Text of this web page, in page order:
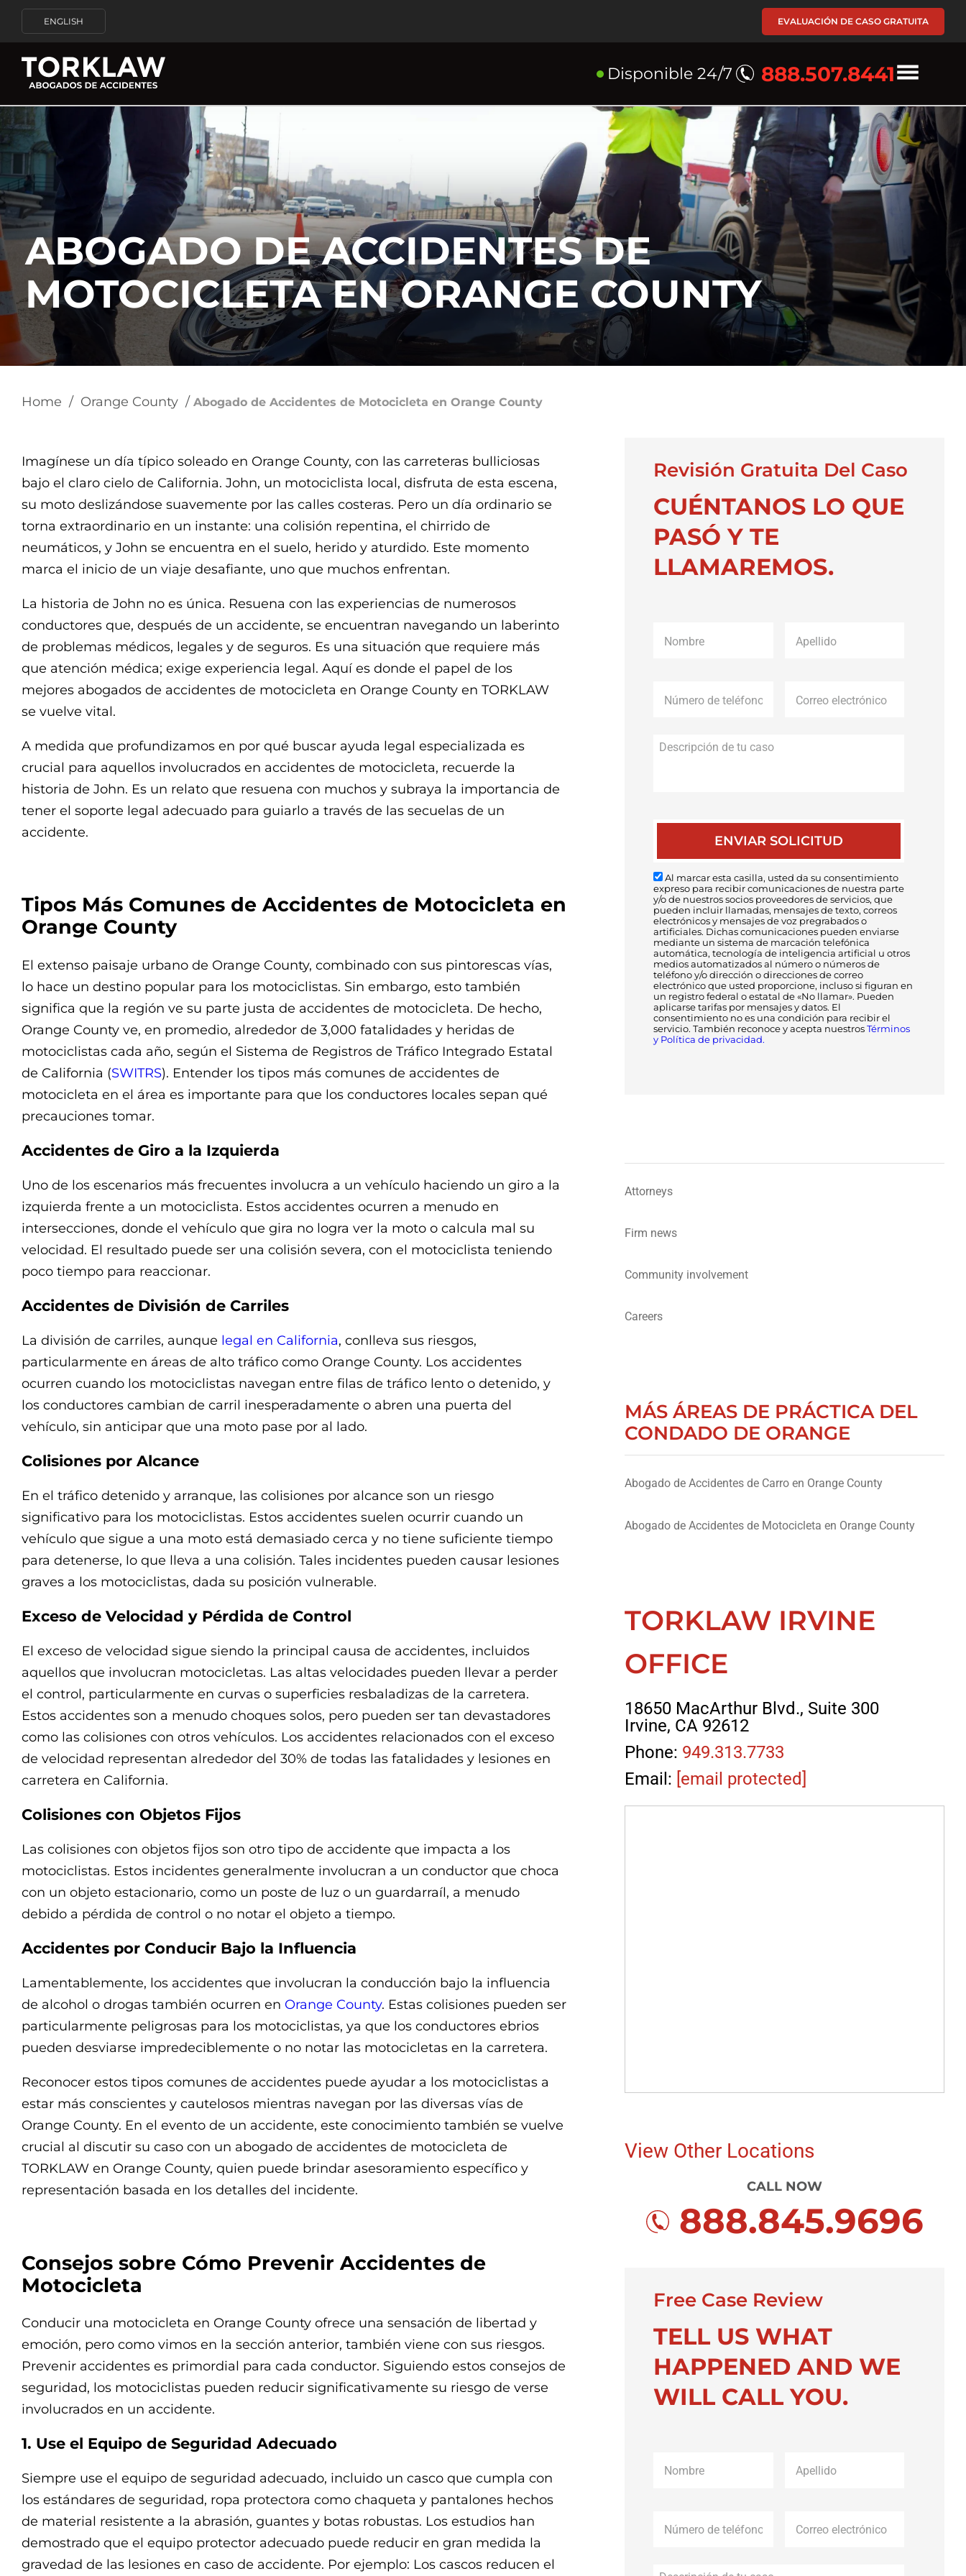
ENGLISH EVALUACIÓN DE CASO GRATUITA
Disponible 24/7 888.507.8441
ABOGADO DE ACCIDENTES DE
MOTOCICLETA EN ORANGE COUNTY
Home / Orange County / Abogado de Accidentes de Motocicleta en Orange County
Imagínese un día típico soleado en Orange County, con las carreteras bulliciosas
bajo el claro cielo de California. John, un motociclista local, disfruta de esta escena,
su moto deslizándose suavemente por las calles costeras. Pero un día ordinario se
torna extraordinario en un instante: una colisión repentina, el chirrido de
neumáticos, y John se encuentra en el suelo, herido y aturdido. Este momento
marca el inicio de un viaje desafiante, uno que muchos enfrentan.
La historia de John no es única. Resuena con las experiencias de numerosos
conductores que, después de un accidente, se encuentran navegando un laberinto
de problemas médicos, legales y de seguros. Es una situación que requiere más
que atención médica; exige experiencia legal. Aquí es donde el papel de los
mejores abogados de accidentes de motocicleta en Orange County en TORKLAW
se vuelve vital.
A medida que profundizamos en por qué buscar ayuda legal especializada es
crucial para aquellos involucrados en accidentes de motocicleta, recuerde la
historia de John. Es un relato que resuena con muchos y subraya la importancia de
tener el soporte legal adecuado para guiarlo a través de las secuelas de un
accidente.
Tipos Más Comunes de Accidentes de Motocicleta en
Orange County
El extenso paisaje urbano de Orange County, combinado con sus pintorescas vías,
lo hace un destino popular para los motociclistas. Sin embargo, esto también
significa que la región ve su parte justa de accidentes de motocicleta. De hecho,
Orange County ve, en promedio, alrededor de 3,000 fatalidades y heridas de
motociclistas cada año, según el Sistema de Registros de Tráfico Integrado Estatal
de California (SWITRS). Entender los tipos más comunes de accidentes de
motocicleta en el área es importante para que los conductores locales sepan qué
precauciones tomar.
Accidentes de Giro a la Izquierda
Uno de los escenarios más frecuentes involucra a un vehículo haciendo un giro a la
izquierda frente a un motociclista. Estos accidentes ocurren a menudo en
intersecciones, donde el vehículo que gira no logra ver la moto o calcula mal su
velocidad. El resultado puede ser una colisión severa, con el motociclista teniendo
poco tiempo para reaccionar.
Accidentes de División de Carriles
La división de carriles, aunque legal en California, conlleva sus riesgos,
particularmente en áreas de alto tráfico como Orange County. Los accidentes
ocurren cuando los motociclistas navegan entre filas de tráfico lento o detenido, y
los conductores cambian de carril inesperadamente o abren una puerta del
vehículo, sin anticipar que una moto pase por al lado.
Colisiones por Alcance
En el tráfico detenido y arranque, las colisiones por alcance son un riesgo
significativo para los motociclistas. Estos accidentes suelen ocurrir cuando un
vehículo que sigue a una moto está demasiado cerca y no tiene suficiente tiempo
para detenerse, lo que lleva a una colisión. Tales incidentes pueden causar lesiones
graves a los motociclistas, dada su posición vulnerable.
Exceso de Velocidad y Pérdida de Control
El exceso de velocidad sigue siendo la principal causa de accidentes, incluidos
aquellos que involucran motocicletas. Las altas velocidades pueden llevar a perder
el control, particularmente en curvas o superficies resbaladizas de la carretera.
Estos accidentes son a menudo choques solos, pero pueden ser tan devastadores
como las colisiones con otros vehículos. Los accidentes relacionados con el exceso
de velocidad representan alrededor del 30% de todas las fatalidades y lesiones en
carretera en California.
Colisiones con Objetos Fijos
Las colisiones con objetos fijos son otro tipo de accidente que impacta a los
motociclistas. Estos incidentes generalmente involucran a un conductor que choca
con un objeto estacionario, como un poste de luz o un guardarraíl, a menudo
debido a pérdida de control o no notar el objeto a tiempo.
Accidentes por Conducir Bajo la Influencia
Lamentablemente, los accidentes que involucran la conducción bajo la influencia
de alcohol o drogas también ocurren en Orange County. Estas colisiones pueden ser
particularmente peligrosas para los motociclistas, ya que los conductores ebrios
pueden desviarse impredeciblemente o no notar las motocicletas en la carretera.
Reconocer estos tipos comunes de accidentes puede ayudar a los motociclistas a
estar más conscientes y cautelosos mientras navegan por las diversas vías de
Orange County. En el evento de un accidente, este conocimiento también se vuelve
crucial al discutir su caso con un abogado de accidentes de motocicleta de
TORKLAW en Orange County, quien puede brindar asesoramiento específico y
representación basada en los detalles del incidente.
Consejos sobre Cómo Prevenir Accidentes de
Motocicleta
Conducir una motocicleta en Orange County ofrece una sensación de libertad y
emoción, pero como vimos en la sección anterior, también viene con sus riesgos.
Prevenir accidentes es primordial para cada conductor. Siguiendo estos consejos de
seguridad, los motociclistas pueden reducir significativamente su riesgo de verse
involucrados en un accidente.
1. Use el Equipo de Seguridad Adecuado
Siempre use el equipo de seguridad adecuado, incluido un casco que cumpla con
los estándares de seguridad, ropa protectora como chaqueta y pantalones hechos
de material resistente a la abrasión, guantes y botas robustas. Los estudios han
demostrado que el equipo protector adecuado puede reducir en gran medida la
gravedad de las lesiones en caso de accidente. Por ejemplo: Los cascos reducen el
Revisión Gratuita Del Caso
CUÉNTANOS LO QUE
PASÓ Y TE
LLAMAREMOS.
de
electrónico *
Al marcar esta casilla, usted da su consentimiento
expreso para recibir comunicaciones de nuestra parte
y/o de nuestros socios proveedores de servicios, que
pueden incluir llamadas, mensajes de texto, correos
electrónicos y mensajes de voz pregrabados o
artificiales. Dichas comunicaciones pueden enviarse
mediante un sistema de marcación telefónica
automática, tecnología de inteligencia artificial u otros
medios automatizados al número o números de
teléfono y/o dirección o direcciones de correo
electrónico que usted proporcione, incluso si figuran en
un registro federal o estatal de «No llamar». Pueden
aplicarse tarifas por mensajes y datos. El
consentimiento no es una condición para recibir el
servicio. También reconoce y acepta nuestrosTérminos
y Política de privacidad.
Attorneys
Firm news
Community involvement
Careers
MÁS ÁREAS DE PRÁCTICA DEL
CONDADO DE ORANGE
Abogado de Accidentes de Carro en Orange County
Abogado de Accidentes de Motocicleta en Orange County
TORKLAW IRVINE
OFFICE
18650 MacArthur Blvd., Suite 300
Irvine, CA 92612
Phone: 949.313.7733
Email: [email protected]
View Other Locations
CALL NOW
888.845.9696
Free Case Review
TELL US WHAT
HAPPENED AND WE
WILL CALL YOU.
de
electrónico *